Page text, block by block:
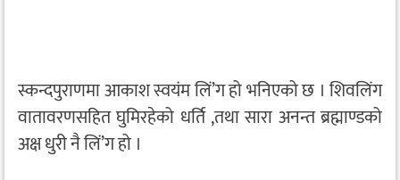
स्कन्दपुराणमा आकाश स्वयंम लिं’ग हो भनिएको छ । शिवलिंग
वातावरणसहित घुमिरहेको धर्ति ,तथा सारा अनन्त ब्रह्माण्डको
अक्ष धुरी नै लिं’ग हो ।